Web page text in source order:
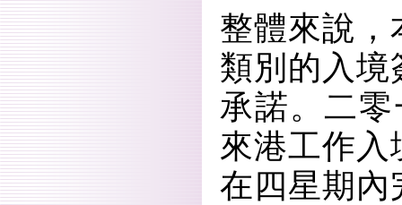
整體來說，
類別的入境
承諾。二
來港工作
在四星期內